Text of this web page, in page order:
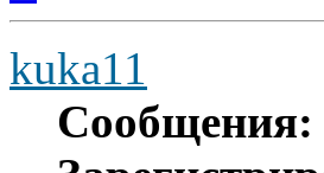
kuka11
Сообщения: